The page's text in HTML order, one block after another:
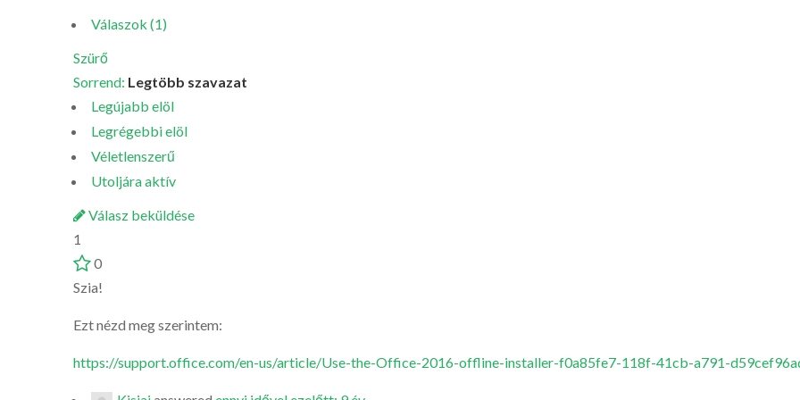
Válaszok (1)
Szürő
Sorrend: Legtöbb szavazat
Legújabb elöl
Legrégebbi elöl
Véletlenszerű
Utoljára aktív
Válasz beküldése
1
0
Szia!
Ezt nézd meg szerintem:
https://support.office.com/en-us/article/Use-the-Office-2016-offline-installer-f0a85fe7-118f-41cb-a791-